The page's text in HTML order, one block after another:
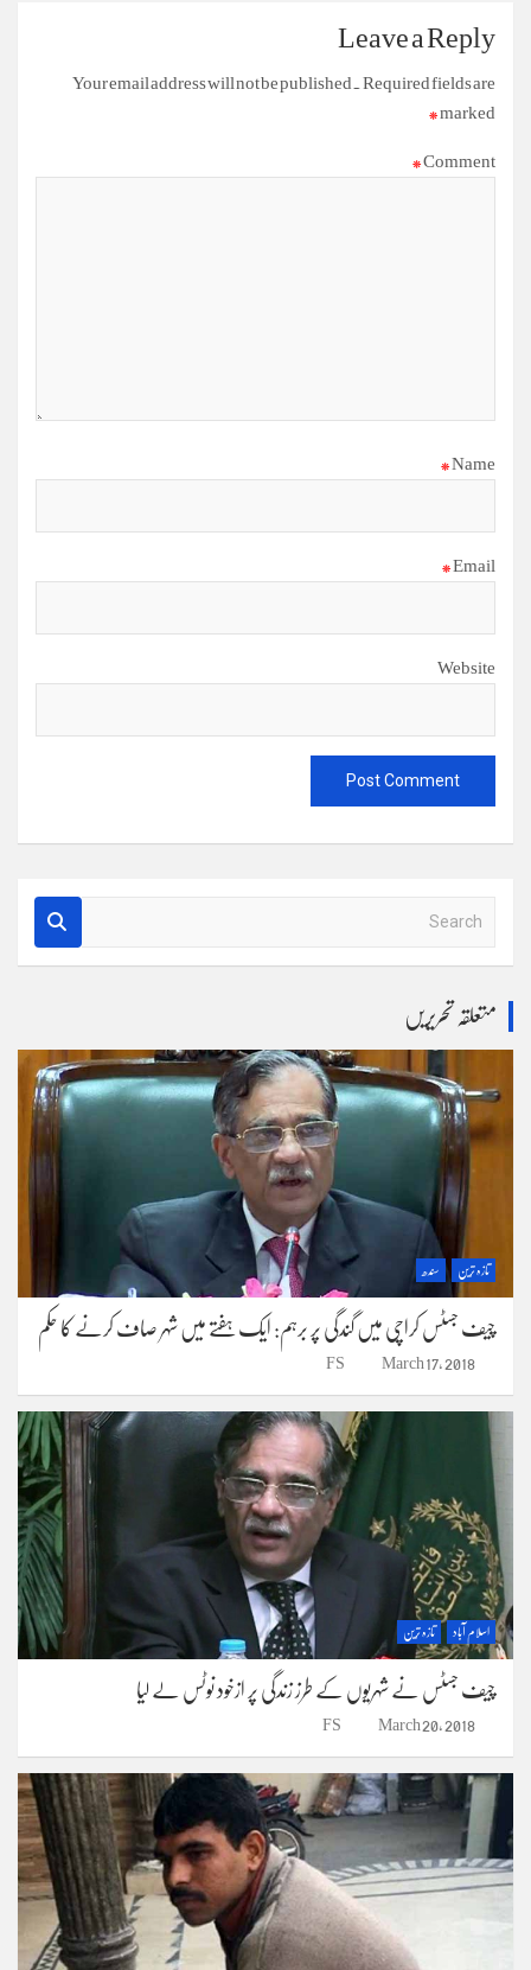
Leave a Reply
Your email address will not be published. Required fields are
marked
*
Comment
*
Name
*
Email
*
Website
a
متعلقہ تحریریں
تازہ ترین سندھ
چیف جسٹس کراچی میں گندگی پر برہم: ایک ہفتے میں شہر صاف کرنے کا حکم
March 17, 2018
FS
اسلام آباد تازہ ترین
چیف جسٹس نے شہریوں کے طرز زندگی پر ازخود نوٹس لے لیا
March 20, 2018
FS